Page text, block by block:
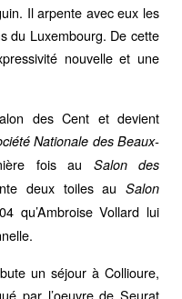
Il arpente avec eux les
du Luxembourg. De cette
nouvelle et une
des Cent et devient
Nationale des Beaux-
fois au Salon des
deux toiles au Salon
qu’Ambroise Vollard lui
un séjour à Collioure,
par l’oeuvre de Seurat